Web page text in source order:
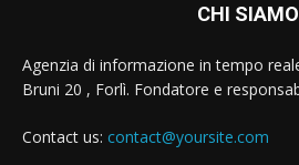
CHI SIAMO
Agenzia di informazione in tempo
Bruni 20 , Forlì. Fondatore e
Contact us: contact@yoursite.com